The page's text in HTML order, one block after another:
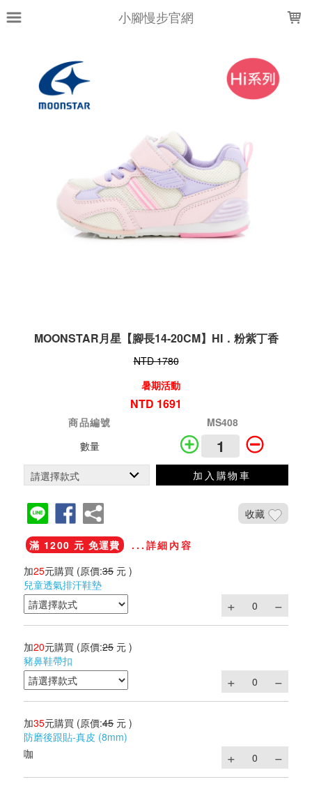
小腳慢步官網
MOONSTAR月星【腳長14-20CM】HI．粉紫丁香
NTD 1780
暑期活動
NTD 1691
商品編號
MS408
數量
加入購物車
收藏
滿 1200 元 免運費
...詳細內容
加25元購買 (原價:35 元 )
兒童透氣排汗鞋墊
加20元購買 (原價:25 元 )
豬鼻鞋帶扣
加35元購買 (原價:45 元 )
防磨後跟貼-真皮 (8mm)
咖